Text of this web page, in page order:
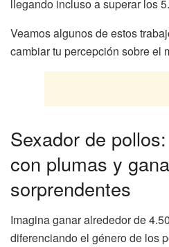
llegando incluso a superar los
Veamos algunos de estos
cambiar tu percepción sobre el
Sexador de
con plumas y
sorprendentes
Imagina ganar alrededor de
diferenciando el género de los